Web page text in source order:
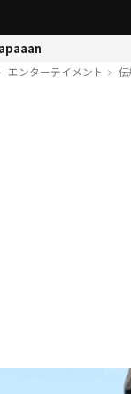
エンターテイメント